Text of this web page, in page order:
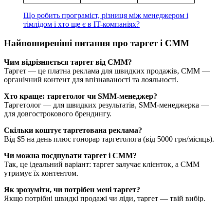
Що робить програміст, різниця між менеджером і
тімлідом і хто ще є в IT-компаніях?
Найпоширеніші питання про таргет і СММ
Чим відрізняється таргет від СММ?
Таргет — це платна реклама для швидких продажів, СММ —
органічний контент для впізнаваності та лояльності.
Хто краще: таргетолог чи SMM-менеджер?
Таргетолог — для швидких результатів, SMM-менеджерка —
для довгострокового брендингу.
Скільки коштує таргетована реклама?
Від $5 на день плюс гонорар таргетолога (від 5000 грн/місяць).
Чи можна поєднувати таргет і СММ?
Так, це ідеальний варіант: таргет залучає клієнток, а СММ
утримує їх контентом.
Як зрозуміти, чи потрібен мені таргет?
Якщо потрібні швидкі продажі чи ліди, таргет — твій вибір.